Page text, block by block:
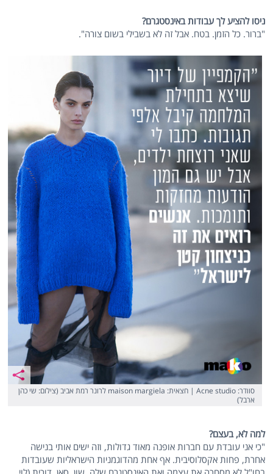
ניסו להציע לך עבודות באינסטגרם?
"ברור. כל הזמן. בטח. אבל זה לא בשבילי בשום צורה".
סוודר: Acne studio | חצאית: maison margiela לרונר רמת אביב (צילום: שי כהן
ארבל)
למה לא, בעצם?
"כי אני עובדת עם חברות אופנה מאוד גדולות, וזה ישים אותי בנישה
אחרת, פחות אקסלוסיבית. אף אחת מהדוגמניות הישראליות שעובדות